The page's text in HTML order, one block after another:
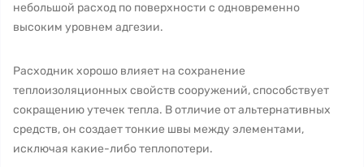
небольшой расход по поверхности с одновременно
высоким уровнем адгезии.
Расходник хорошо влияет на сохранение
теплоизоляционных свойств сооружений, способствует
сокращению утечек тепла. В отличие от альтернативных
средств, он создает тонкие швы между элементами,
исключая какие-либо теплопотери.